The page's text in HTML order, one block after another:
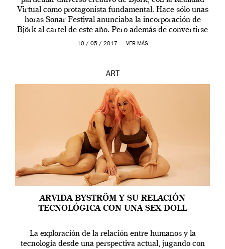
Virtual como protagonista fundamental. Hace sólo unas
horas Sonar Festival anunciaba la incorporación de
Björk al cartel de este año. Pero además de convertirse
en una de las actuaciones más relevantes […]
10 / 05 / 2017 — VER MÁS
ART
ARVIDA BYSTRÖM Y SU RELACIÓN
TECNOLÓGICA CON UNA SEX DOLL
La exploración de la relación entre humanos y la
tecnología desde una perspectiva actual, jugando con